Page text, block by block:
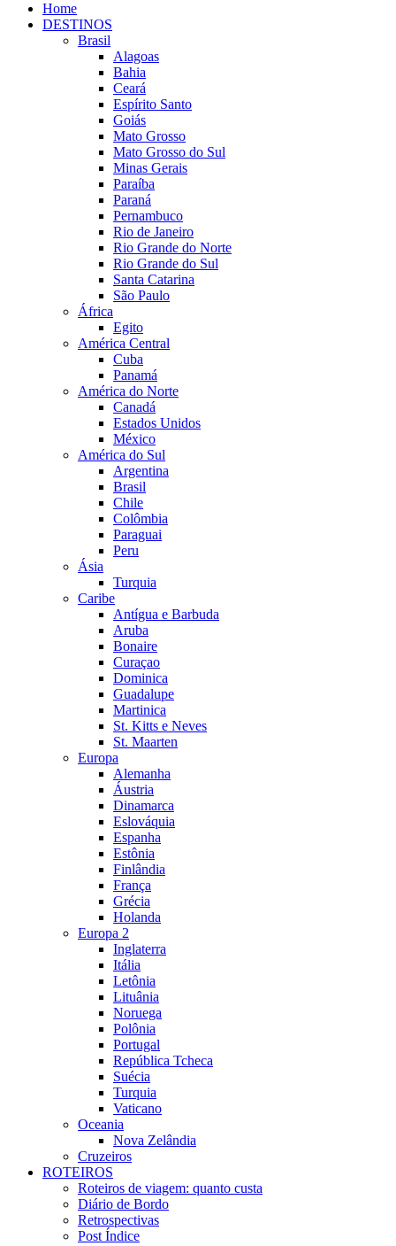
Home
DESTINOS
Brasil
Alagoas
Bahia
Ceará
Espírito Santo
Goiás
Mato Grosso
Mato Grosso do Sul
Minas Gerais
Paraíba
Paraná
Pernambuco
Rio de Janeiro
Rio Grande do Norte
Rio Grande do Sul
Santa Catarina
São Paulo
África
Egito
América Central
Cuba
Panamá
América do Norte
Canadá
Estados Unidos
México
América do Sul
Argentina
Brasil
Chile
Colômbia
Paraguai
Peru
Ásia
Turquia
Caribe
Antígua e Barbuda
Aruba
Bonaire
Curaçao
Dominica
Guadalupe
Martinica
St. Kitts e Neves
St. Maarten
Europa
Alemanha
Áustria
Dinamarca
Eslováquia
Espanha
Estônia
Finlândia
França
Grécia
Holanda
Europa 2
Inglaterra
Itália
Letônia
Lituânia
Noruega
Polônia
Portugal
República Tcheca
Suécia
Turquia
Vaticano
Oceania
Nova Zelândia
Cruzeiros
ROTEIROS
Roteiros de viagem: quanto custa
Diário de Bordo
Retrospectivas
Post Índice